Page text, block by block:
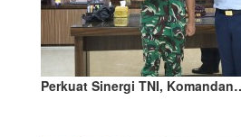
Perkuat Sinergi TNI,